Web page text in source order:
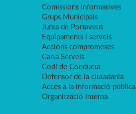
Comissions Informatives
Grups Municipals
Junta de Portaveus
Equipaments i serveis
Accions compromeses
Carta Serveis
Codi de Conducta
Defensor de la ciutadania
Accés a la informació pública
Organització interna